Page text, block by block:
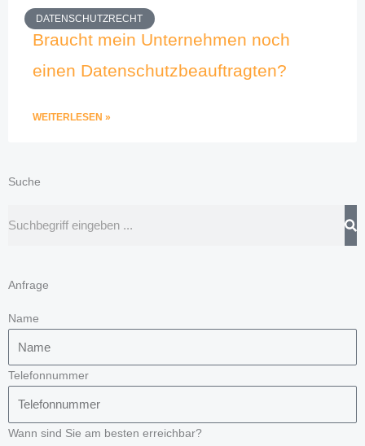
DATENSCHUTZRECHT
Braucht mein Unternehmen noch
einen Datenschutzbeauftragten?
WEITERLESEN »
Suche
Anfrage
Name
Telefonnummer
Wann sind Sie am besten erreichbar?